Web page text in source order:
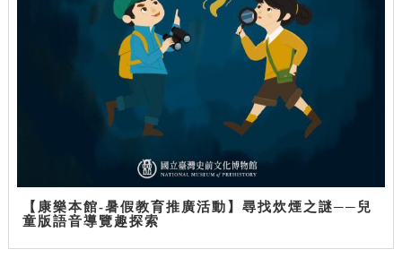
【康樂本館-暑假教育推廣活動】尋找炊煙之謎──兒
童版語音導覽趣探索